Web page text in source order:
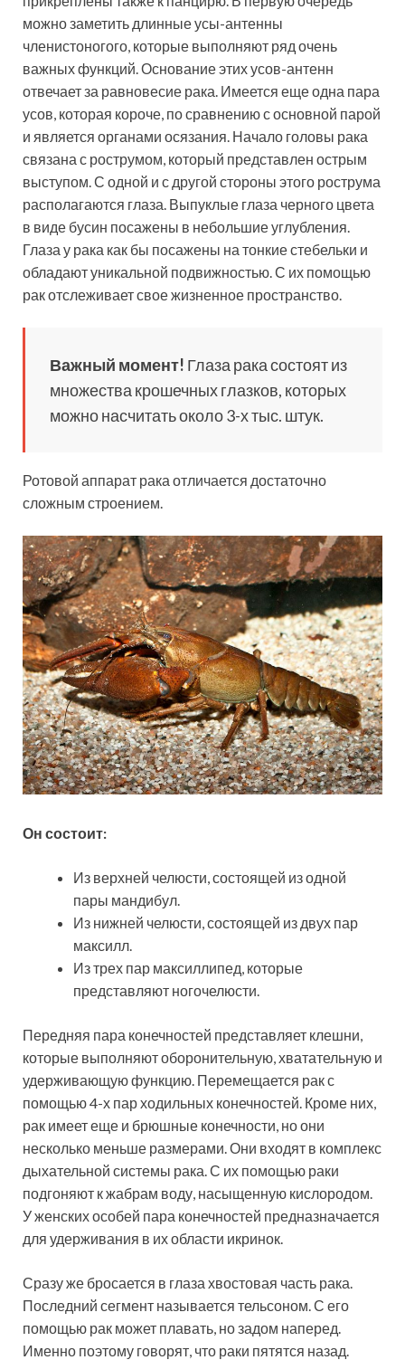
можно заметить длинные усы-антенны
членистоногого, которые выполняют ряд очень
важных функций. Основание этих усов-антенн
отвечает за равновесие рака. Имеется еще одна пара
усов, которая короче, по сравнению с основной парой
и является органами осязания. Начало головы рака
связана с рострумом, который представлен острым
выступом. С одной и с другой стороны этого рострума
располагаются глаза. Выпуклые глаза черного цвета
в виде бусин посажены в небольшие углубления.
Глаза у рака как бы посажены на тонкие стебельки и
обладают уникальной подвижностью. С их помощью
рак отслеживает свое жизненное пространство.
Важный момент! Глаза рака состоят из
множества крошечных глазков, которых
можно насчитать около 3-х тыс. штук.
Ротовой аппарат рака отличается достаточно
сложным строением.
Он состоит:
Из верхней челюсти, состоящей из одной
пары мандибул.
Из нижней челюсти, состоящей из двух пар
максилл.
Из трех пар максиллипед, которые
представляют ногочелюсти.
Передняя пара конечностей представляет клешни,
которые выполняют оборонительную, хватательную и
удерживающую функцию. Перемещается рак с
помощью 4-х пар ходильных конечностей. Кроме них,
рак имеет еще и брюшные конечности, но они
несколько меньше размерами. Они входят в комплекс
дыхательной системы рака. С их помощью раки
подгоняют к жабрам воду, насыщенную кислородом.
У женских особей пара конечностей предназначается
для удерживания в их области икринок.
Сразу же бросается в глаза хвостовая часть рака.
Последний сегмент называется тельсоном. С его
помощью рак может плавать, но задом наперед.
Именно поэтому говорят, что раки пятятся назад.